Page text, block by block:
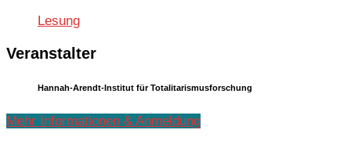
Lesung
Veranstalter
Hannah-Arendt-Institut für Totalitarismusforschung
Mehr Informationen & Anmeldung